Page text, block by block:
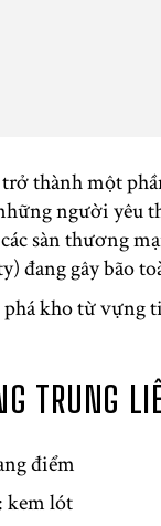
thành một
người yêu
sàn thương
đang gây bão
kho từ vựng
TRUNG
điểm
kem lót